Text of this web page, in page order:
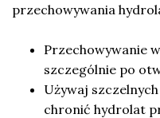
przechowywania
Przechowywanie
szczególnie po
Używaj
chronić hydrolat